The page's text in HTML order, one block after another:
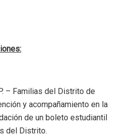
– Familias del Distrito de
y acompañamiento en la
de un boleto estudiantil
del Distrito.